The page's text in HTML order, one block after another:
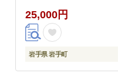
25,000円
岩手県 岩手町